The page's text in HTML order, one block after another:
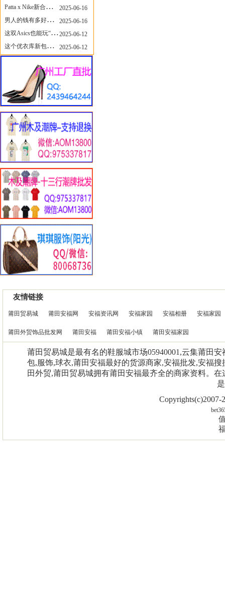
Patta x Nike新合作提前泄露，这次的服饰周边也有亮点？
2025-06-16
男人的钱有多好赚？四个大学生创业卖短裤，年销8个亿！
2025-06-16
这双Asics也能玩“牛仔感”？TOGA联名即将登场！
2025-06-12
这个优衣库新包，能火起来吗？
2025-06-12
友情链接
莆田贸易城 莆田安福网 安福资讯网 安福家园 安福相册 安福家园
莆田外贸饰品批发网 莆田安福 莆田安福小镇 莆田安福家园
莆田贸易城是最有名的鞋服城市场05940001,云集莆田
包,服饰,球衣,莆田安福最好的货源商家,安福批发,安福
田外贸,莆田贸易城拥有莆田安福最齐全的商家资料。